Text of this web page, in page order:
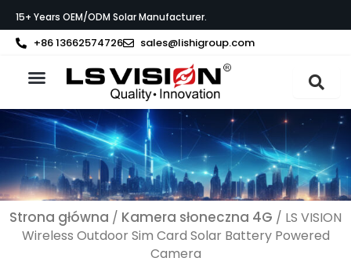
do
treści
15+ Years OEM/ODM Solar Manufacturer.
+86 13662574726 sales@lishigroup.com
Strona główna / Kamera słoneczna 4G / LS VISION
Wireless Outdoor Sim Card Solar Battery Powered
Camera